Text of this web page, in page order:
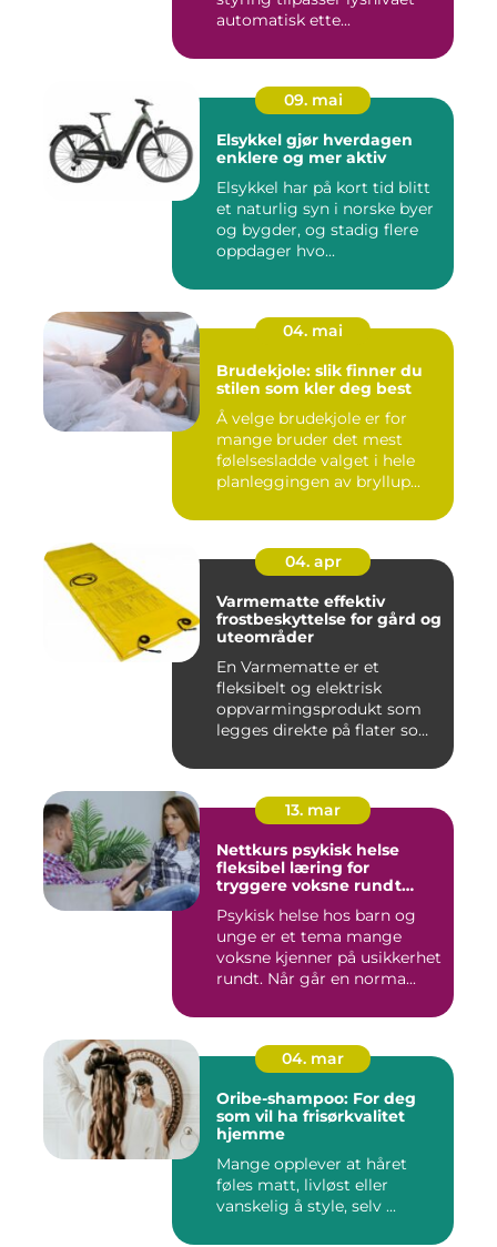
automatisk ette...
09. mai
Elsykkel gjør hverdagen
enklere og mer aktiv
Elsykkel har på kort tid blitt
et naturlig syn i norske byer
og bygder, og stadig flere
oppdager hvo...
04. mai
Brudekjole: slik finner du
stilen som kler deg best
Å velge brudekjole er for
mange bruder det mest
følelsesladde valget i hele
planleggingen av bryllup...
04. apr
Varmematte effektiv
frostbeskyttelse for gård og
uteområder
En Varmematte er et
fleksibelt og elektrisk
oppvarmingsprodukt som
legges direkte på flater som
13. mar
Nettkurs psykisk helse
fleksibel læring for
tryggere voksne rundt
Psykisk helse hos barn og
unge er et tema mange
voksne kjenner på usikkerhet
rundt. Når går en norma...
04. mar
Oribe-shampoo: For deg
som vil ha frisørkvalitet
hjemme
Mange opplever at håret
føles matt, livløst eller
vanskelig å style, selv ...